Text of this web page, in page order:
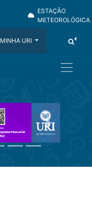
ESTAÇÃO
METEOROLÓGICA
MINHA URI
Próximo